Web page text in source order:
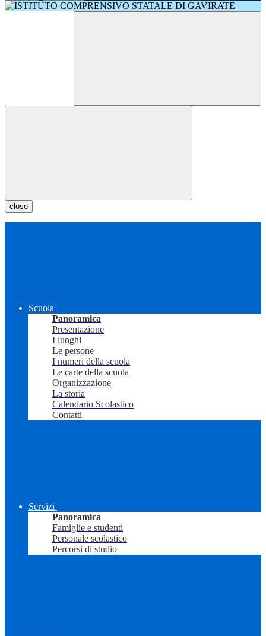
close
Scuola
Panoramica
Presentazione
I luoghi
Le persone
I numeri della scuola
Le carte della scuola
Organizzazione
La storia
Calendario Scolastico
Contatti
Servizi
Panoramica
Famiglie e studenti
Personale scolastico
Percorsi di studio